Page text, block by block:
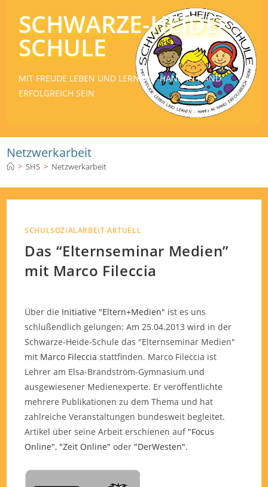
SCHWARZE-HEIDE-
SCHULE
MIT FREUDE LEBEN UND LERNEN – HAND IN HAND
ERFOLGREICH SEIN
Netzwerkarbeit
> SHS > Netzwerkarbeit
SCHULSOZIALARBEIT AKTUELL
Das “Elternseminar Medien”
mit Marco Fileccia
Über die Initiative "Eltern+Medien" ist es uns
schlußendlich gelungen: Am 25.04.2013 wird in der
Schwarze-Heide-Schule das "Elternseminar Medien"
mit Marco Fileccia stattfinden. Marco Fileccia ist
Lehrer am Elsa-Brandström-Gymnasium und
ausgewiesener Medienexperte. Er veröffentlichte
mehrere Publikationen zu dem Thema und hat
zahlreiche Veranstaltungen bundesweit begleitet.
Artikel über seine Arbeit erschienen auf "Focus
Online", "Zeit Online" oder "DerWesten".